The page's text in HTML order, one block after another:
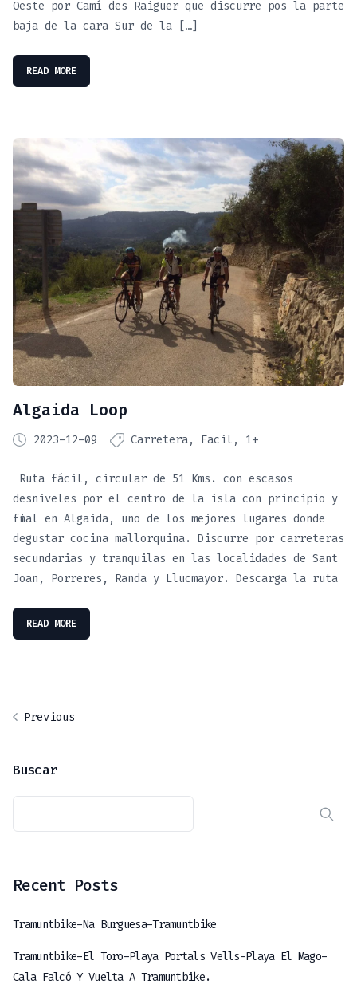
Oeste por Camí des Raiguer que discurre pos la parte
baja de la cara Sur de la […]
READ MORE
Algaida Loop
2023-12-09 Carretera Facil 1+
Ruta fácil, circular de 51 Kms. con escasos
desniveles por el centro de la isla con principio y
final en Algaida, uno de los mejores lugares donde
degustar cocina mallorquina. Discurre por carreteras
secundarias y tranquilas en las localidades de Sant
Joan, Porreres, Randa y Llucmayor. Descarga la ruta
READ MORE
Previous
Buscar
Recent Posts
Tramuntbike-Na Burguesa-Tramuntbike
Tramuntbike-El Toro-Playa Portals Vells-Playa El Mago-
Cala Falcó Y Vuelta A Tramuntbike.